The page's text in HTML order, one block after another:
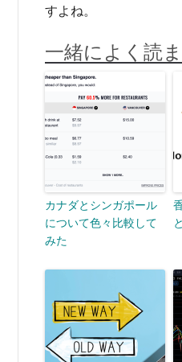
すよね。
一緒によく読
カナダとシンガポール
について色々比較して
みた